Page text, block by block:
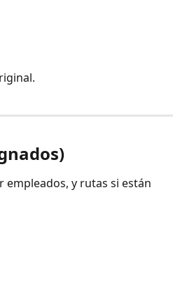
empleados, y rutas si están